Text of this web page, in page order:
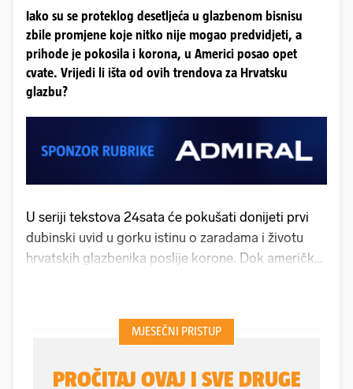
Iako su se proteklog desetljeća u glazbenom bisnisu
zbile promjene koje nitko nije mogao predvidjeti, a
prihode je pokosila i korona, u Americi posao opet
cvate. Vrijedi li išta od ovih trendova za Hrvatsku
glazbu?
U seriji tekstova 24sata će pokušati donijeti prvi
dubinski uvid u gorku istinu o zaradama i životu
hrvatskih glazbenika poslije korone. Dok američke
kraha u koroni strahuju od utjerivača dugova,
posuđuju i jedva krpaju kraj s krajem. Samo rijetki